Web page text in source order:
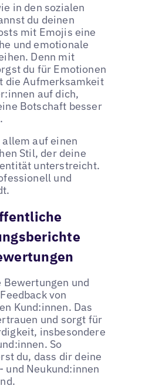
in den sozialen
du deinen
mit Emojis eine
und emotionale
Denn mit
du für Emotionen
die Aufmerksamkeit
auf dich,
Botschaft besser
auf einen
Stil, der deine
unterstreicht.
und
Bewertungen und
von
Kund:innen. Das
und sorgt für
insbesondere
So
du, dass dir deine
und Neukund:innen